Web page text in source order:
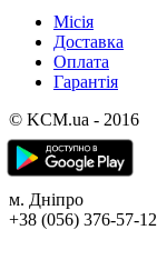
Місія
Доставка
Оплата
Гарантія
© KCM.ua - 2016
м. Дніпро
+38 (056) 376-57-12